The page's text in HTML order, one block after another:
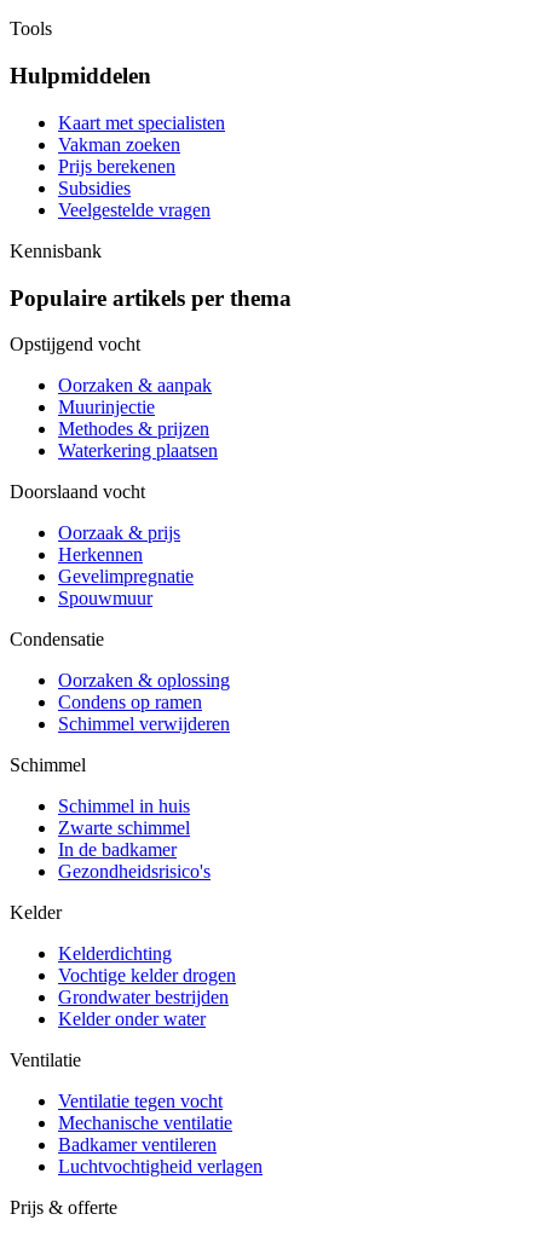
Tools
Hulpmiddelen
Kaart met specialisten
Vakman zoeken
Prijs berekenen
Subsidies
Veelgestelde vragen
Kennisbank
Populaire artikels per thema
Opstijgend vocht
Oorzaken & aanpak
Muurinjectie
Methodes & prijzen
Waterkering plaatsen
Doorslaand vocht
Oorzaak & prijs
Herkennen
Gevelimpregnatie
Spouwmuur
Condensatie
Oorzaken & oplossing
Condens op ramen
Schimmel verwijderen
Schimmel
Schimmel in huis
Zwarte schimmel
In de badkamer
Gezondheidsrisico's
Kelder
Kelderdichting
Vochtige kelder drogen
Grondwater bestrijden
Kelder onder water
Ventilatie
Ventilatie tegen vocht
Mechanische ventilatie
Badkamer ventileren
Luchtvochtigheid verlagen
Prijs & offerte